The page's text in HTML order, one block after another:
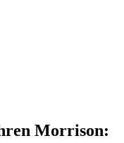
Morrison: